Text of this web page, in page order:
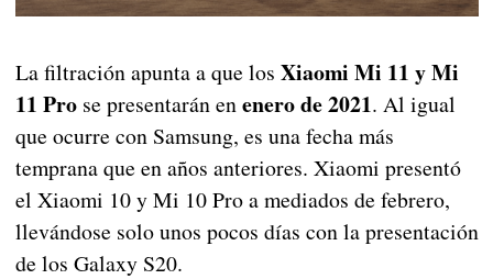
La filtración apunta a que los Xiaomi Mi 11 y Mi
11 Prose presentarán enenero de 2021. Al igual
que ocurre con Samsung, es una fecha más
temprana que en años anteriores. Xiaomi presentó
el Xiaomi 10 y Mi 10 Pro a mediados de febrero,
llevándose solo unos pocos días con la presentación
de los Galaxy S20.